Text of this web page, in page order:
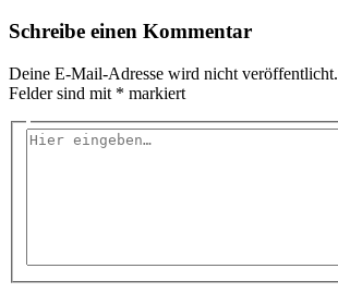
Schreibe einen Kommentar
Deine E-Mail-Adresse wird nicht veröffentlicht.
Felder sind mit * markiert
Hier